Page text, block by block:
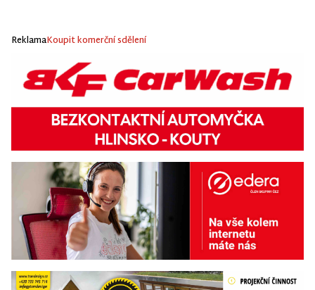
ReklamaKoupit komerční sdělení